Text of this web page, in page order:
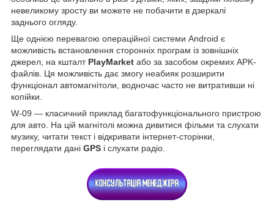
невеликому зросту ви можете не побачити в дзеркалі
заднього огляду.
Ще однією перевагою операційної системи Android є
можливість встановлення сторонніх програм із зовнішніх
джерел, на кшталт PlayMarket або за засобом окремих APK-
файлів. Ця можливість дає змогу неабияк розширити
функціонал автомагнітоли, водночас часто не витративши ні
копійки.
W-09 — класичний приклад багатофункціонального пристрою
для авто. На цій магнітолі можна дивитися фільми та слухати
музику, читати текст і відкривати інтернет-сторінки,
переглядати дані GPS і слухати радіо.